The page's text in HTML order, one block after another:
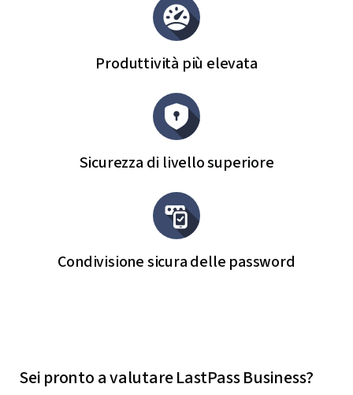
Produttività più elevata
Sicurezza di livello superiore
Condivisione sicura delle password
Sei pronto a valutare LastPass Business?